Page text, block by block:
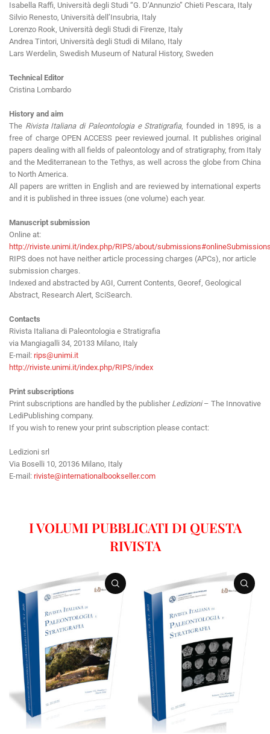
Isabella Raffi, Università degli Studi “G. D’Annunzio” Chieti Pescara, Italy
Silvio Renesto, Università dell’Insubria, Italy
Lorenzo Rook, Università degli Studi di Firenze, Italy
Andrea Tintori, Università degli Studi di Milano, Italy
Lars Werdelin, Swedish Museum of Natural History, Sweden
Technical Editor
Cristina Lombardo
History and aim
The Rivista Italiana di Paleontologia e Stratigrafia, founded in 1895, is a
free of charge OPEN ACCESS peer reviewed journal. It publishes original
papers dealing with all fields of paleontology and of stratigraphy, from Italy
and the Mediterranean to the Tethys, as well across the globe from China
to North America.
All papers are written in English and are reviewed by international experts
and it is published in three issues (one volume) each year.
Manuscript submission
Online at:
http://riviste.unimi.it/index.php/RIPS/about/
RIPS does not have neither article processing charges (APCs), nor article
submission charges.
Indexed and abstracted by AGI, Current Contents, Georef, Geological
Abstract, Research Alert, SciSearch.
Contacts
Rivista Italiana di Paleontologia e Stratigrafia
via Mangiagalli 34, 20133 Milano, Italy
E-mail: rips@unimi.it
http://riviste.unimi.it/index.php/RIPS/index
Print subscriptions
Print subscriptions are handled by the publisher Ledizioni– The Innovative
LediPublishing company.
If you wish to renew your print subscription please contact:
Ledizioni srl
Via Boselli 10, 20136 Milano, Italy
E-mail: riviste@internationalbookseller.com
I VOLUMI PUBBLICATI DI QUESTA
RIVISTA